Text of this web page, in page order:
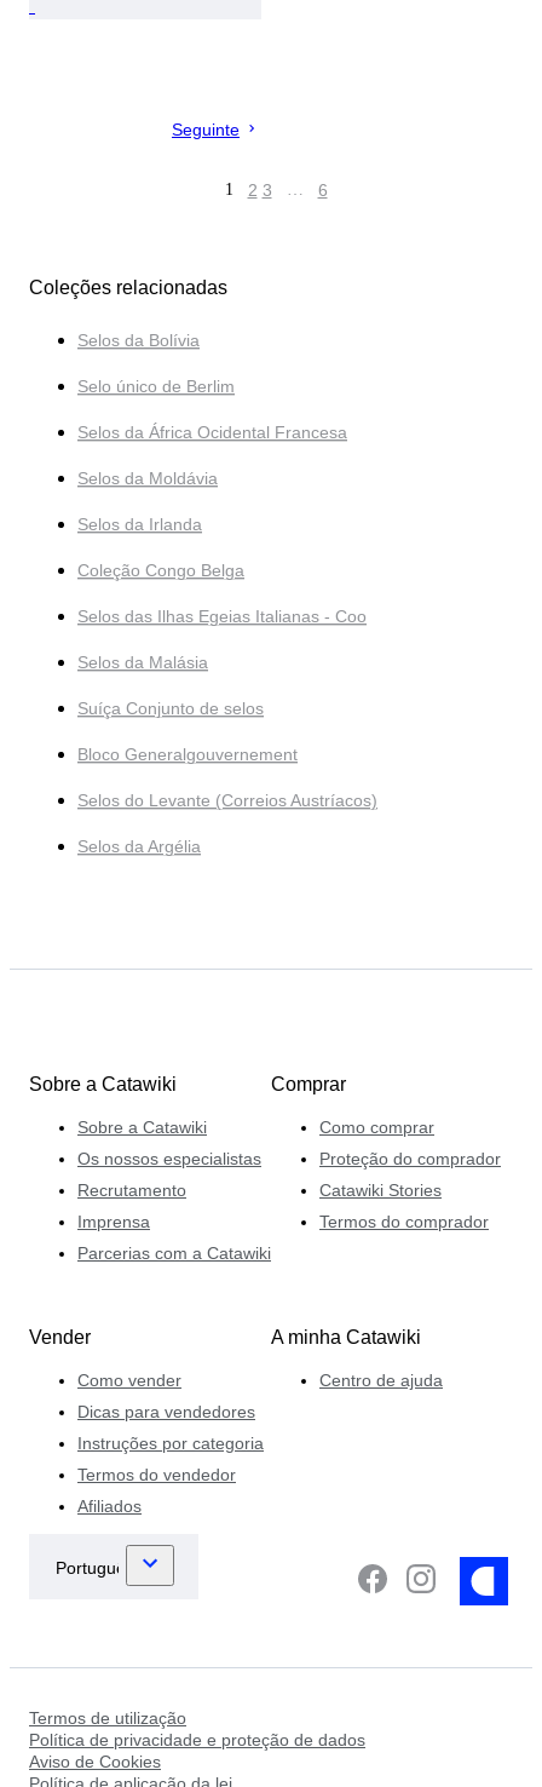
Seguinte
1 2 3 … 6
Coleções relacionadas
Selos da Bolívia
Selo único de Berlim
Selos da África Ocidental Francesa
Selos da Moldávia
Selos da Irlanda
Coleção Congo Belga
Selos das Ilhas Egeias Italianas - Coo
Selos da Malásia
Suíça Conjunto de selos
Bloco Generalgouvernement
Selos do Levante (Correios Austríacos)
Selos da Argélia
Sobre a Catawiki
Sobre a Catawiki
Os nossos especialistas
Recrutamento
Imprensa
Parcerias com a Catawiki
Comprar
Como comprar
Proteção do comprador
Catawiki Stories
Termos do comprador
Vender
Como vender
Dicas para vendedores
Instruções por categoria
Termos do vendedor
Afiliados
A minha Catawiki
Centro de ajuda
Termos de utilização
Política de privacidade e proteção de dados
Aviso de Cookies